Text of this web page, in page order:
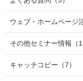
ウェブ・ホームページ
その他セミナー情報 （
キャッチコピー （7）